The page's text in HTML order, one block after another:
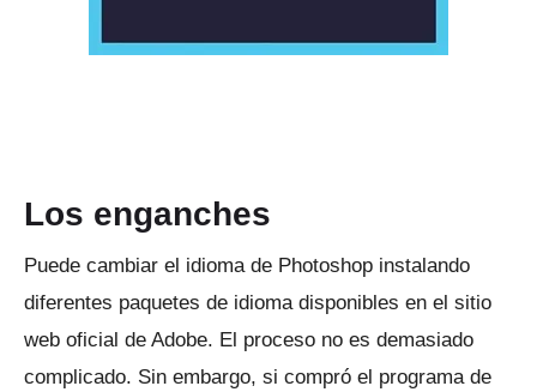
Los enganches
Puede cambiar el idioma de Photoshop instalando
diferentes paquetes de idioma disponibles en el sitio
web oficial de Adobe. El proceso no es demasiado
complicado. Sin embargo, si compró el programa de